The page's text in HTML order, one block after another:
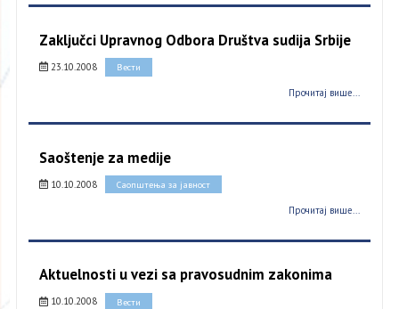
Zaključci Upravnog Odbora Društva sudija Srbije
23.10.2008 Вести
Прочитај више...
Saoštenje za medije
10.10.2008 Саопштења за јавност
Прочитај више...
Aktuelnosti u vezi sa pravosudnim zakonima
10.10.2008 Вести